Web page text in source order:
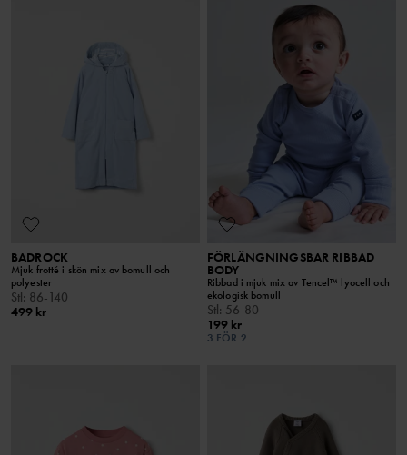
BADROCK
Mjuk frotté i skön mix av bomull och
polyester
Stl: 86-140
499 kr
FÖRLÄNGNINGSBAR RIBBAD
BODY
Ribbad i mjuk mix av Tencel™ lyocell och
ekologisk bomull
Stl: 56-80
199 kr
3 FÖR 2